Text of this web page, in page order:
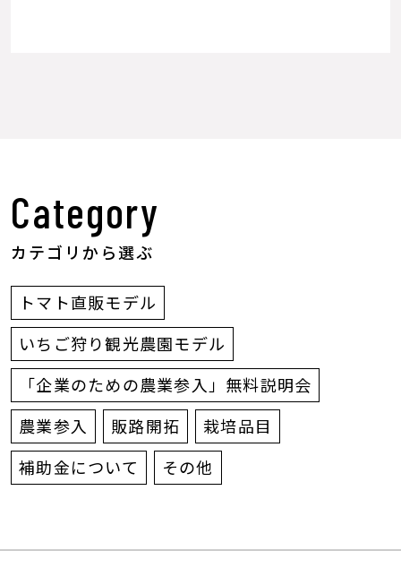
Category
カテゴリから選ぶ
トマト直販モデル
いちご狩り観光農園モデル
「企業のための農業参入」無料説明会
農業参入 販路開拓 栽培品目
補助金について その他